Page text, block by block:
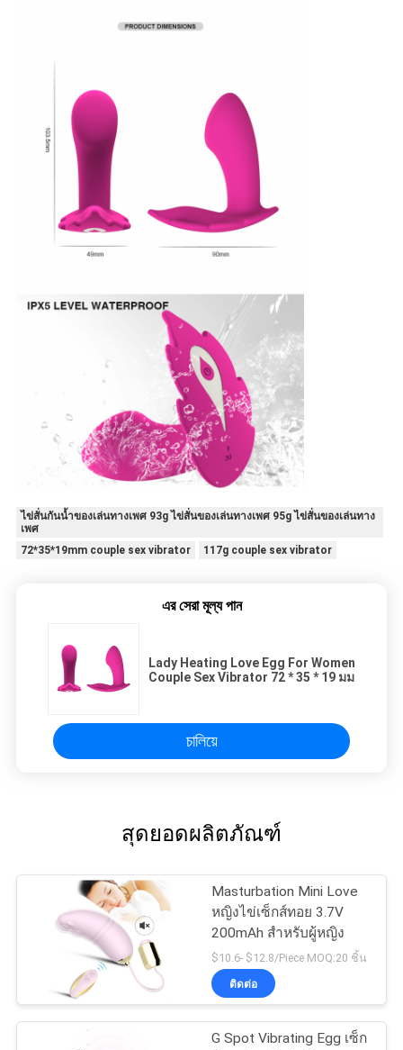
ไข่สั่นกันน้ำของเล่นทางเพศ 93g ไข่สั่นของเล่นทางเพศ 95g ไข่สั่นของเล่นทาง
เพศ
72*35*19mm couple sex vibrator
117g couple sex vibrator
এর সেরা মূল্য পান
Lady Heating Love Egg For Women
Couple Sex Vibrator 72 * 35 * 19 มม
চালিয়ে
สุดยอดผลิตภัณฑ์
Masturbation Mini Love
หญิงไข่เซ็กส์ทอย 3.7V
200mAh สำหรับผู้หญิง
$10.6- $12.8/Piece MOQ:20 ชิ้น
ติดต่อ
G Spot Vibrating Egg เซ็ก